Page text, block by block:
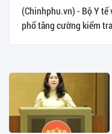
(Chinhphu.vn) - Bộ Y tế
phố tăng cường kiểm